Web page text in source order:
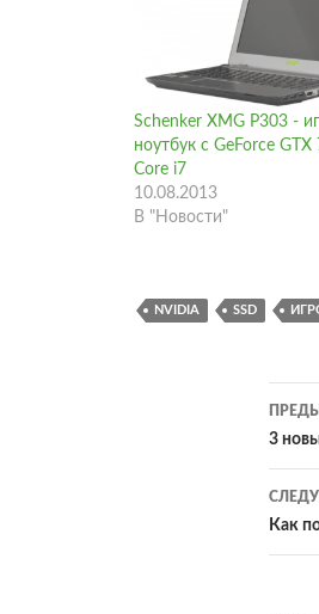
Schenker XMG P303 -
ноутбук с GeForce
Core i7
10.08.2013
В "Новости"
NVIDIA SSD
по
3
Как